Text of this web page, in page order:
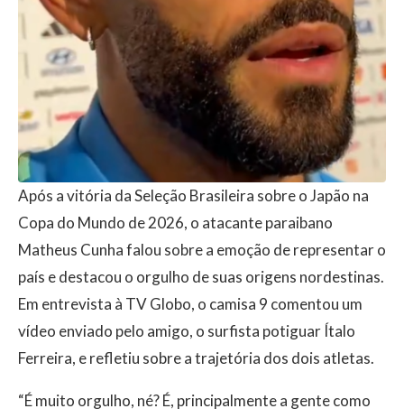
Após a vitória da Seleção Brasileira sobre o Japão na
Copa do Mundo de 2026, o atacante paraibano
Matheus Cunha falou sobre a emoção de representar o
país e destacou o orgulho de suas origens nordestinas.
Em entrevista à TV Globo, o camisa 9 comentou um
vídeo enviado pelo amigo, o surfista potiguar Ítalo
Ferreira, e refletiu sobre a trajetória dos dois atletas.
“É muito orgulho, né? É, principalmente a gente como